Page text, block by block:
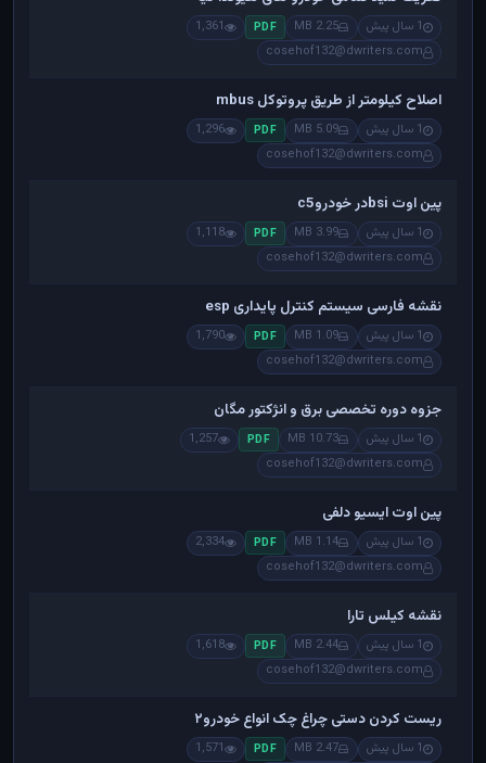
1 سال پیش 2.25 MB
PDF
1,361
cosehof132@dwriters.com
اصلاح کیلومتر از طریق پروتوکل mbus
1 سال پیش 5.09 MB
PDF
1,296
cosehof132@dwriters.com
پین اوت bsiدر خودروc5
1 سال پیش 3.99 MB
PDF
1,118
cosehof132@dwriters.com
نقشه فارسی سیستم کنترل پایداری esp
1 سال پیش 1.09 MB
PDF
1,790
cosehof132@dwriters.com
جزوه دوره تخصصی برق و انژکتور مگان
1 سال پیش 10.73 MB
PDF
1,257
cosehof132@dwriters.com
پین اوت ایسیو دلفی
1 سال پیش 1.14 MB
PDF
2,334
cosehof132@dwriters.com
نقشه کیلس تارا
1 سال پیش 2.44 MB
PDF
1,618
cosehof132@dwriters.com
ریست کردن دستی چراغ چک انواع خودرو۲
1 سال پیش 2.47 MB
PDF
1,571